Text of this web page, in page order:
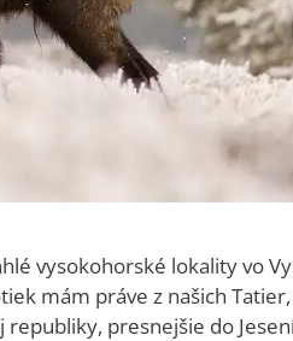
vysokohorské lokality vo
mám práve z našich
presnejšie do